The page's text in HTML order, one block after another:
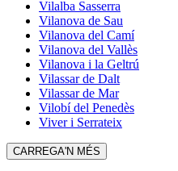
Vilalba Sasserra
Vilanova de Sau
Vilanova del Camí
Vilanova del Vallès
Vilanova i la Geltrú
Vilassar de Dalt
Vilassar de Mar
Vilobí del Penedès
Viver i Serrateix
CARREGA'N MÉS